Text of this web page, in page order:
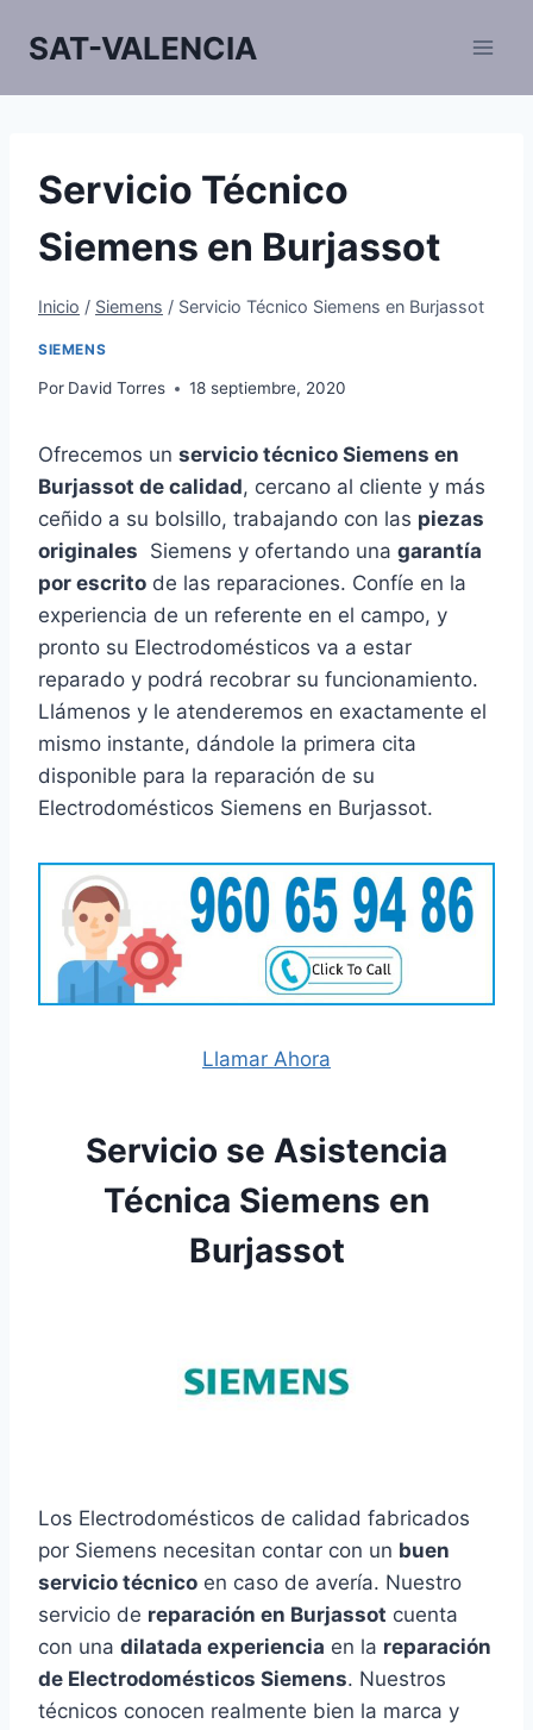
SAT-VALENCIA
Servicio Técnico
Siemens en Burjassot
Inicio / Siemens / Servicio Técnico Siemens en Burjassot
SIEMENS
Por David Torres 18 septiembre, 2020
Ofrecemos un servicio técnico Siemens en
Burjassot de calidad, cercano al cliente y más
ceñido a su bolsillo, trabajando con las piezas
originales Siemens y ofertando una garantía
por escrito de las reparaciones. Confíe en la
experiencia de un referente en el campo, y
pronto su Electrodomésticos va a estar
reparado y podrá recobrar su funcionamiento.
Llámenos y le atenderemos en exactamente el
mismo instante, dándole la primera cita
disponible para la reparación de su
Electrodomésticos Siemens en Burjassot.
Llamar Ahora
Servicio se Asistencia
Técnica Siemens en
Burjassot
Los Electrodomésticos de calidad fabricados
por Siemens necesitan contar con un buen
servicio técnico en caso de avería. Nuestro
servicio de reparación en Burjassot cuenta
con una dilatada experiencia en la reparación
de Electrodomésticos Siemens. Nuestros
técnicos conocen realmente bien la marca y